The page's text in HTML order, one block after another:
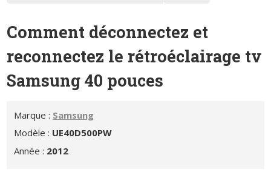
Comment déconnectez et
reconnectez le rétroéclairage tv
Samsung 40 pouces
Marque : Samsung
Modèle : UE40D500PW
Année : 2012